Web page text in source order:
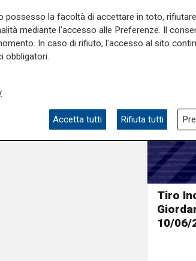
Tiro
10/06/
possesso la facoltà di accettare in toto,
mediante l'accesso alle Preferenze. Il
In caso di rifiuto, l'accesso al sito
obbligatori.
Accetta tutti Rifiuta tutti